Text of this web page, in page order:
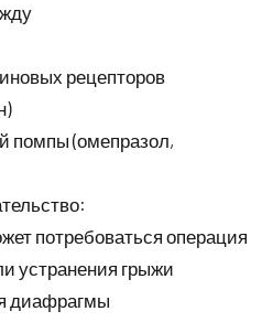
рецепторов
помпы (омепразол,
потребоваться операция
устранения грыжи
диафрагмы